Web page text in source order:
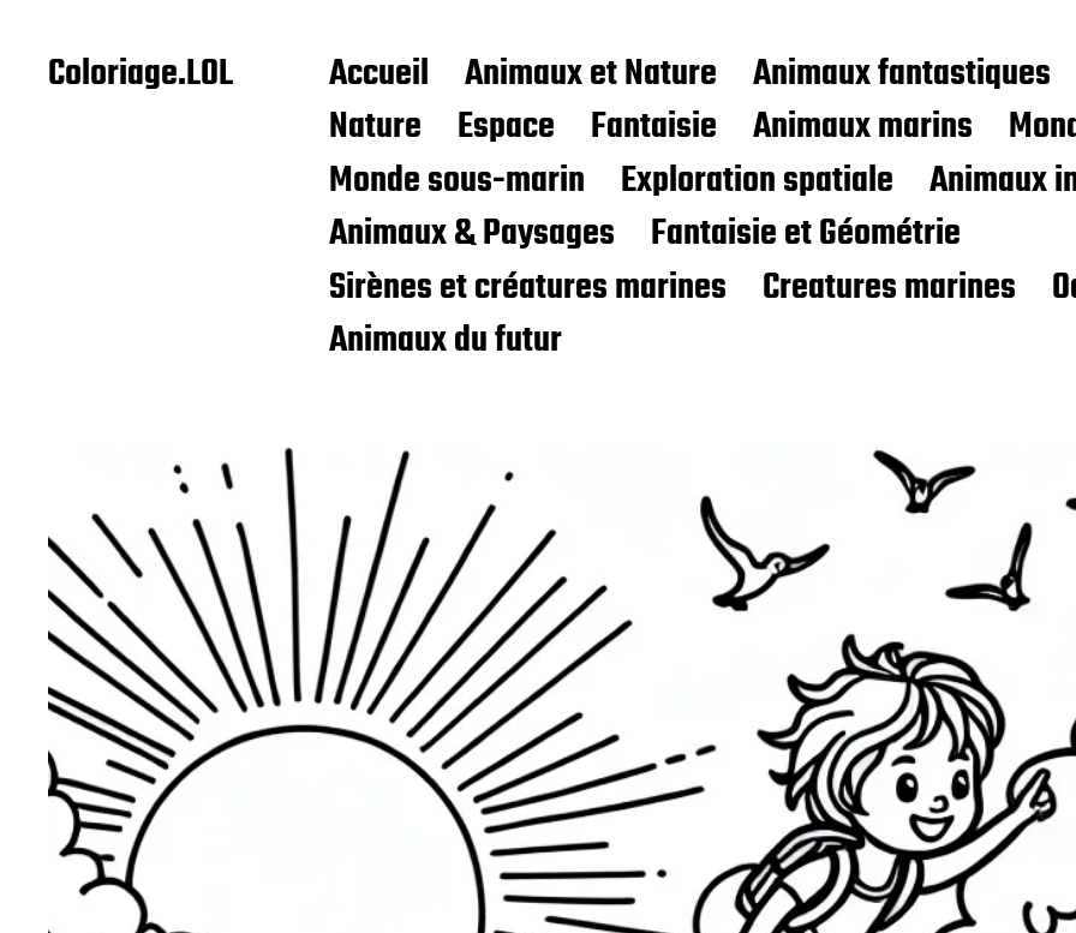
Coloriage.LOL Accueil Animaux et Nature
Animaux fantastiques
Nature
Espace Fantaisie Animaux marins
Monde sous-marin
Exploration spatiale
Animaux
Animaux & Paysages
Fantaisie et Géométrie
Sirènes et créatures marines
Creatures marines
Animaux du futur